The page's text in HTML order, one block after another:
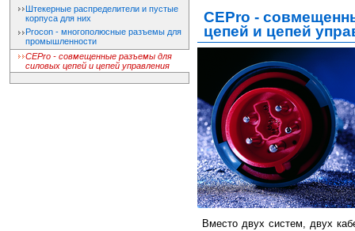
Штекерные распределители и пустые
корпуса для них
Procon - многополюсные разъемы для
промышленности
CEPro - совмещенные разъемы для
силовых цепей и цепей управления
CEPro -
цепей и цепей
Вместо двух систем, двух